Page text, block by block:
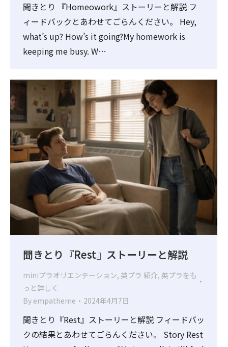
聞きとり 『Homeowork』ストーリーと解説 フ
ィードバックとあわせてごらんください。 Hey,
what’s up? How’s it going?My homework is
keeping me busy. W…
聞きとり『Rest』ストーリーと解説
miniプラオリエンテーション, 英プラ 紹介, 英プラをも
っと詳しく
By empatheme 2024年4月7日
聞きとり『Rest』ストーリーと解説 フィードバッ
クの結果とあわせてごらんください。 Story Rest